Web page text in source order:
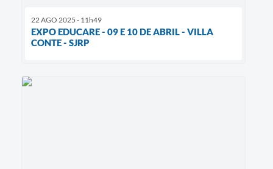
22 AGO 2025 - 11h49
EXPO EDUCARE - 09 E 10 DE ABRIL - VILLA
CONTE - SJRP